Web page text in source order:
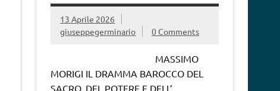
13 Aprile 2026
giuseppegerminario
0 Comments
MASSIMO
MORIGI IL DRAMMA BAROCCO DEL
SACRO, DEL POTERE E DELL’